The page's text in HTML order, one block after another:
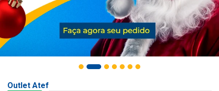
Outlet Atef